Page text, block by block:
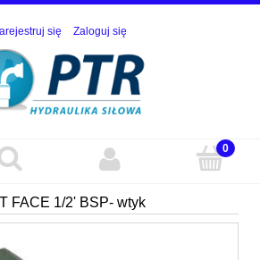
się Zaloguj się
FACE 1/2' BSP- wtyk